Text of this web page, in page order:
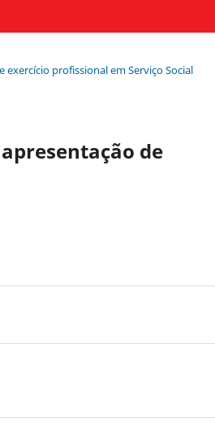
exercício profissional em Serviço Social
de